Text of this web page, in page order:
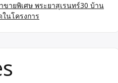
ายพิเศษ พระยาสุเรนทร์30 บ้าน
นโครงการ